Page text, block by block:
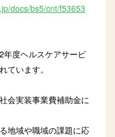
docs/bs5/cnt/f53653
年度ヘルスケアサービ
ています。
会実装事業費補助金に
地域や職域の課題に応